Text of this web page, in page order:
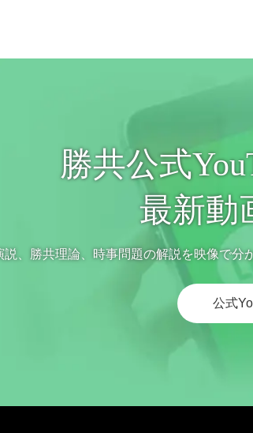
勝共公式
最新動
説、勝共理論、時事問題の解説を映像で分
公式